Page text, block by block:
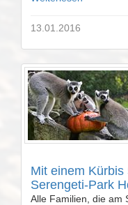
13.01.2016
Mit einem
Serengeti-Park
Alle Familien, die am